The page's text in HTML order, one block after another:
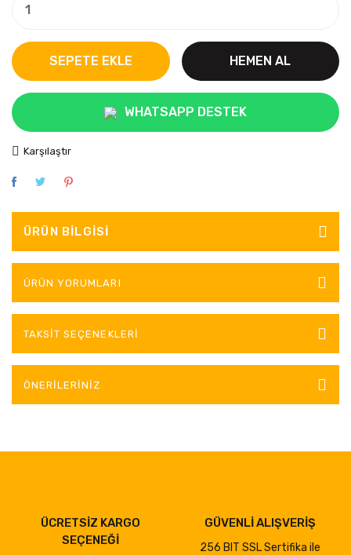
SEPETE EKLE HEMEN AL
WHATSAPP DESTEK
Karşılaştır
ÜRÜN BILGISI
ÜRÜN YORUMLARI
TAKSIT SEÇENEKLERI
ÖNERILERINIZ
ÜCRETSİZ KARGO
SEÇENEĞİ
GÜVENLİ ALIŞVERİŞ
256 BIT SSL Sertifika ile